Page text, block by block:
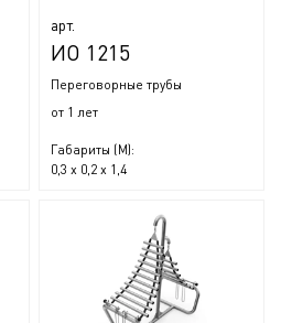
арт.
ИО 1215
Переговорные трубы
от 1 лет
Габариты (М):
0,3 x 0,2 x 1,4